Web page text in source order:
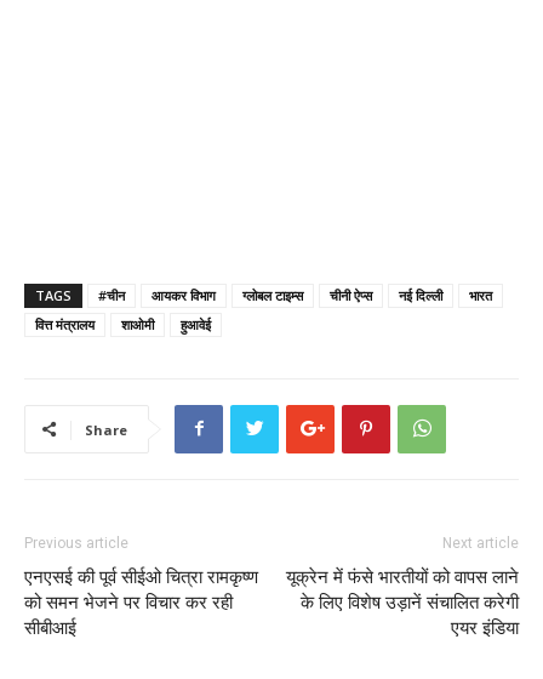
TAGS #चीन आयकर विभाग ग्लोबल टाइम्स चीनी ऐप्स नई दिल्ली
भारत
वित्त मंत्रालय
शाओमी हुआवेई
Share
Previous article
एनएसई की पूर्व सीईओ चित्रा रामकृष्ण
को समन भेजने पर विचार कर रही
सीबीआई
Next article
यूक्रेन में फंसे भारतीयों को वापस लाने
के लिए विशेष उड़ानें संचालित करेगी
एयर इंडिया